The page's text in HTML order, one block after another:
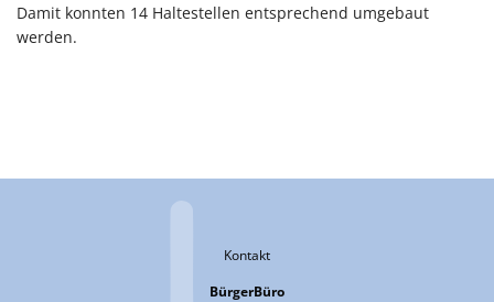
Damit konnten 14 Haltestellen entsprechend umgebaut
werden.
Kontakt
BürgerBüro